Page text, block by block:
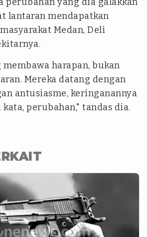
lantaran mendapatkan
Medan, Deli
harapan, bukan
Mereka datang dengan
antusiasme, keringanannya
kata, perubahan," tandas dia.